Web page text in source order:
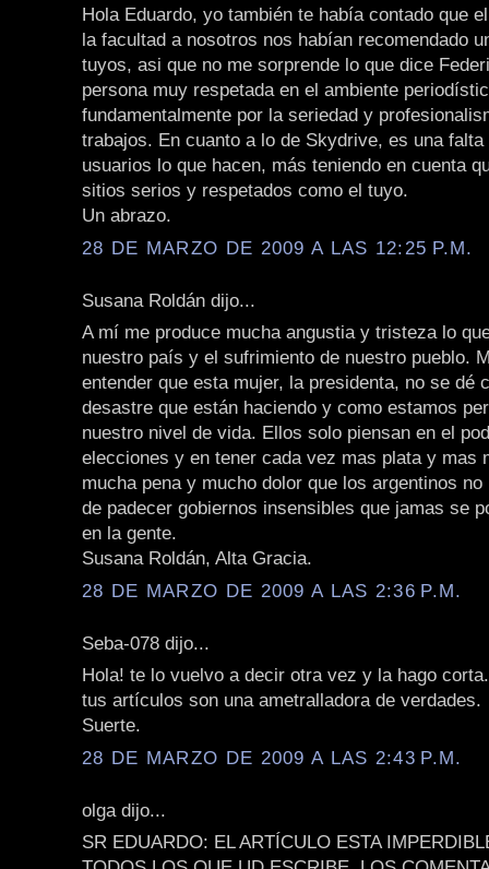
Hola Eduardo, yo también te había contado que
la facultad a nosotros nos habían recomendado
tuyos, asi que no me sorprende lo que dice
persona muy respetada en el ambiente
fundamentalmente por la seriedad y
trabajos. En cuanto a lo de Skydrive, es una
usuarios lo que hacen, más teniendo en cuenta
sitios serios y respetados como el tuyo.
Un abrazo.
28 DE MARZO DE 2009 A LAS 12:25 P.M.
Susana Roldán dijo...
A mí me produce mucha angustia y tristeza lo
nuestro país y el sufrimiento de nuestro pueblo.
entender que esta mujer, la presidenta, no se dé
desastre que están haciendo y como estamos
nuestro nivel de vida. Ellos solo piensan en el
elecciones y en tener cada vez mas plata y mas
mucha pena y mucho dolor que los argentinos
de padecer gobiernos insensibles que jamas se
en la gente.
Susana Roldán, Alta Gracia.
28 DE MARZO DE 2009 A LAS 2:36 P.M.
Seba-078 dijo...
Hola! te lo vuelvo a decir otra vez y la hago
tus artículos son una ametralladora de verdades.
Suerte.
28 DE MARZO DE 2009 A LAS 2:43 P.M.
olga dijo...
SR EDUARDO: EL ARTÍCULO ESTA